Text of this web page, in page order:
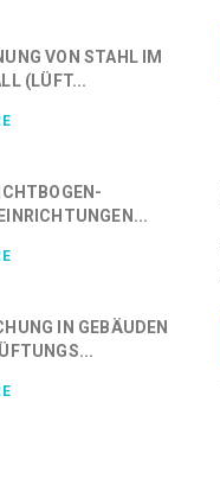
VON STAHL IM
(LÜFT...
IN GEBÄUDEN